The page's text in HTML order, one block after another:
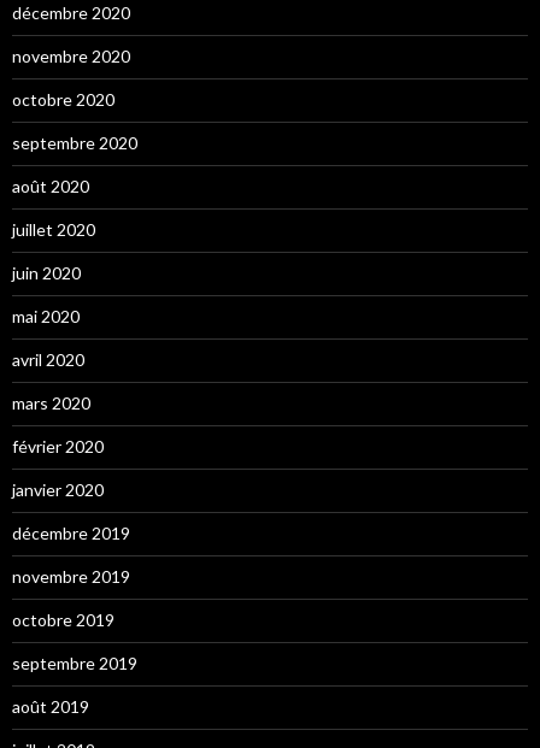
décembre 2020
novembre 2020
octobre 2020
septembre 2020
août 2020
juillet 2020
juin 2020
mai 2020
avril 2020
mars 2020
février 2020
janvier 2020
décembre 2019
novembre 2019
octobre 2019
septembre 2019
août 2019